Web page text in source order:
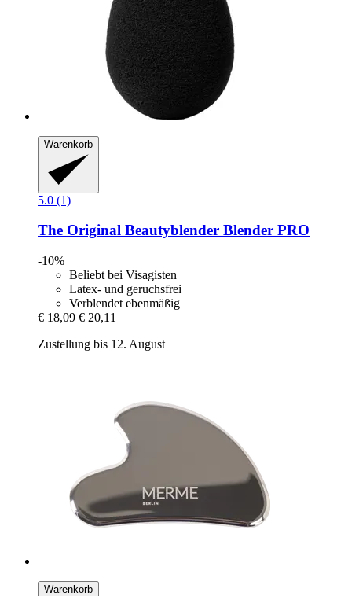
Warenkorb
5.0 (1)
The Original Beautyblender Blender PRO
-10%
Beliebt bei Visagisten
Latex- und geruchsfrei
Verblendet ebenmäßig
€ 18,09 € 20,11
Zustellung bis 12. August
Warenkorb